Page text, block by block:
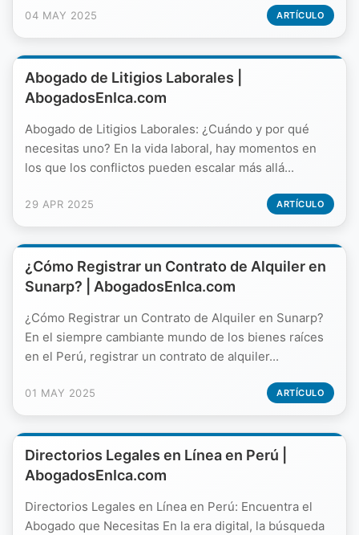
04 MAY 2025 ARTÍCULO
Abogado de Litigios Laborales |
AbogadosEnIca.com
Abogado de Litigios Laborales: ¿Cuándo y por qué
necesitas uno? En la vida laboral, hay momentos en
los que los conflictos pueden escalar más allá...
29 APR 2025 ARTÍCULO
¿Cómo Registrar un Contrato de Alquiler en
Sunarp? | AbogadosEnIca.com
¿Cómo Registrar un Contrato de Alquiler en Sunarp?
En el siempre cambiante mundo de los bienes raíces
en el Perú, registrar un contrato de alquiler...
01 MAY 2025 ARTÍCULO
Directorios Legales en Línea en Perú |
AbogadosEnIca.com
Directorios Legales en Línea en Perú: Encuentra el
Abogado que Necesitas En la era digital, la búsqueda